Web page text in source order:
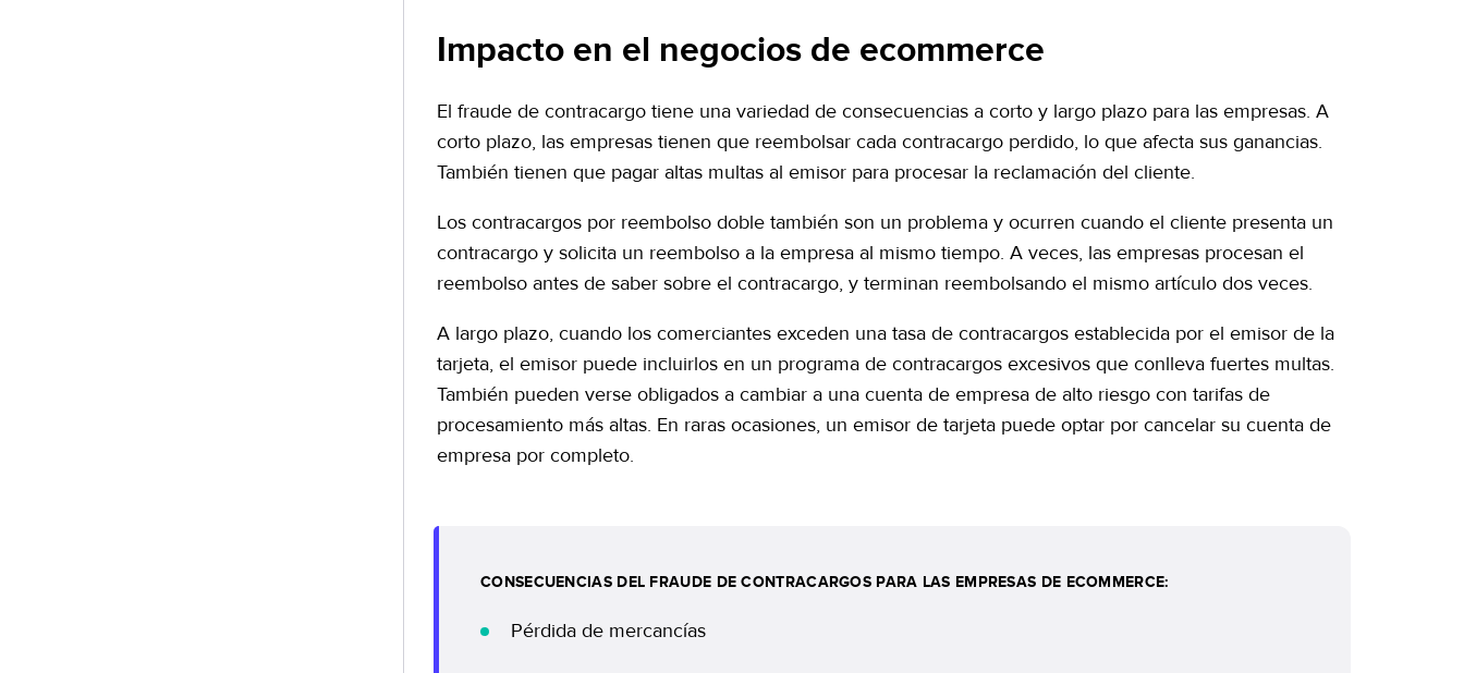
Impacto en el negocios de ecommerce
El fraude de contracargo tiene una variedad de consecuencias a corto y largo plazo para las empresas. A
corto plazo, las empresas tienen que reembolsar cada contracargo perdido, lo que afecta sus ganancias.
También tienen que pagar altas multas al emisor para procesar la reclamación del cliente.
Los contracargos por reembolso doble también son un problema y ocurren cuando el cliente presenta un
contracargo y solicita un reembolso a la empresa al mismo tiempo. A veces, las empresas procesan el
reembolso antes de saber sobre el contracargo, y terminan reembolsando el mismo artículo dos veces.
A largo plazo, cuando los comerciantes exceden una tasa de contracargos establecida por el emisor de la
tarjeta, el emisor puede incluirlos en un programa de contracargos excesivos que conlleva fuertes multas.
También pueden verse obligados a cambiar a una cuenta de empresa de alto riesgo con tarifas de
procesamiento más altas. En raras ocasiones, un emisor de tarjeta puede optar por cancelar su cuenta de
empresa por completo.
CONSECUENCIAS DEL FRAUDE DE CONTRACARGOS PARA LAS EMPRESAS DE ECOMMERCE:
Pérdida de mercancías